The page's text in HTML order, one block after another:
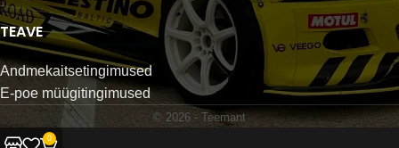
TEAVE
Andmekaitsetingimused
E-poe müügitingimused
© 2026 - Teemant
0